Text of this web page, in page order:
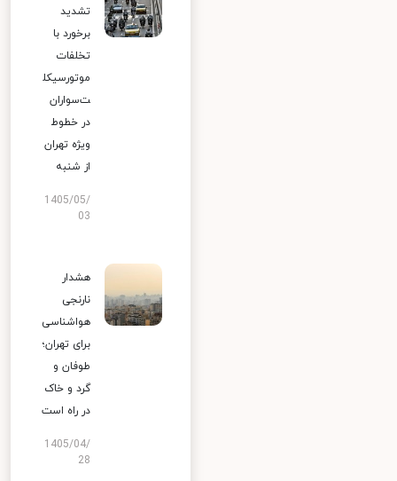
تشدید
برخورد با
تخلفات
موتورسیکل
ت‌سواران
در خطوط
ویژه تهران
از شنبه
1405/05/
03
هشدار
نارنجی
هواشناسی
برای تهران؛
طوفان و
گرد و خاک
در راه است
1405/04/
28